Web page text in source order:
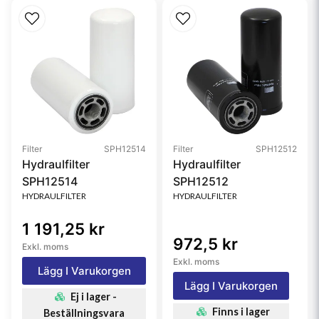
Filter SPH12514
Hydraulfilter
SPH12514
HYDRAULFILTER
1 191,25 kr
Exkl. moms
Lägg I Varukorgen
Ej i lager -
Beställningsvara
Filter SPH12512
Hydraulfilter
SPH12512
HYDRAULFILTER
972,5 kr
Exkl. moms
Lägg I Varukorgen
Finns i lager